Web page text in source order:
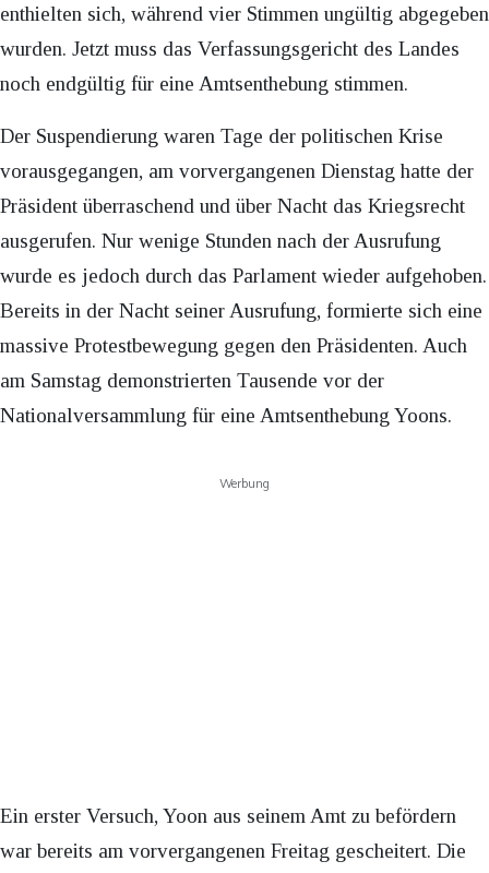
enthielten sich, während vier Stimmen ungültig abgegeben
wurden. Jetzt muss das Verfassungsgericht des Landes
noch endgültig für eine Amtsenthebung stimmen.
Der Suspendierung waren Tage der politischen Krise
vorausgegangen, am vorvergangenen Dienstag hatte der
Präsident überraschend und über Nacht das Kriegsrecht
ausgerufen. Nur wenige Stunden nach der Ausrufung
wurde es jedoch durch das Parlament wieder aufgehoben.
Bereits in der Nacht seiner Ausrufung, formierte sich eine
massive Protestbewegung gegen den Präsidenten. Auch
am Samstag demonstrierten Tausende vor der
Nationalversammlung für eine Amtsenthebung Yoons.
Werbung
Ein erster Versuch, Yoon aus seinem Amt zu befördern
war bereits am vorvergangenen Freitag gescheitert. Die